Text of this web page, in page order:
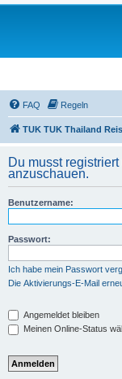
FAQ Regeln
TUK TUK Thailand
Du musst
anzuschauen.
Benutzername:
Passwort:
Ich habe mein Passwort
Die Aktivierungs-E-Mail
Angemeldet bleiben
Meinen Online-Status